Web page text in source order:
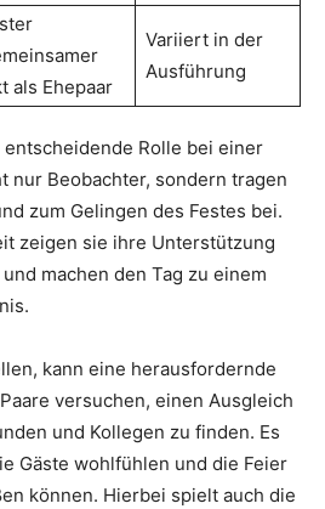
als Ehepaar
Variiert in der
Ausführung
Rolle bei einer
nur Beobachter, sondern tragen
zum Gelingen des Festes bei.
zeigen sie ihre Unterstützung
machen den Tag zu einem
kann eine herausfordernde
versuchen, einen Ausgleich
und Kollegen zu finden. Es
Gäste wohlfühlen und die Feier
können. Hierbei spielt auch die